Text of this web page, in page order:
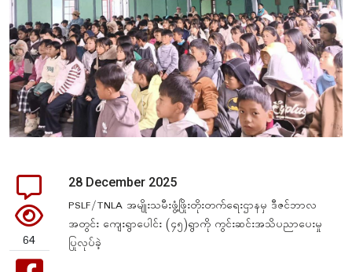
64
28 December 2025
PSLF/TNLA အမျိုးသမီးဖွံ့ဖြိုးတိုးတက်ရေးဌာနမှ ဒီဇင်ဘာလ
အတွင်း ကျေးရွာပေါင်း (၄၅)ရွာကို ကွင်းဆင်းအသိပညာပေးမှု
ပြုလုပ်ခဲ့